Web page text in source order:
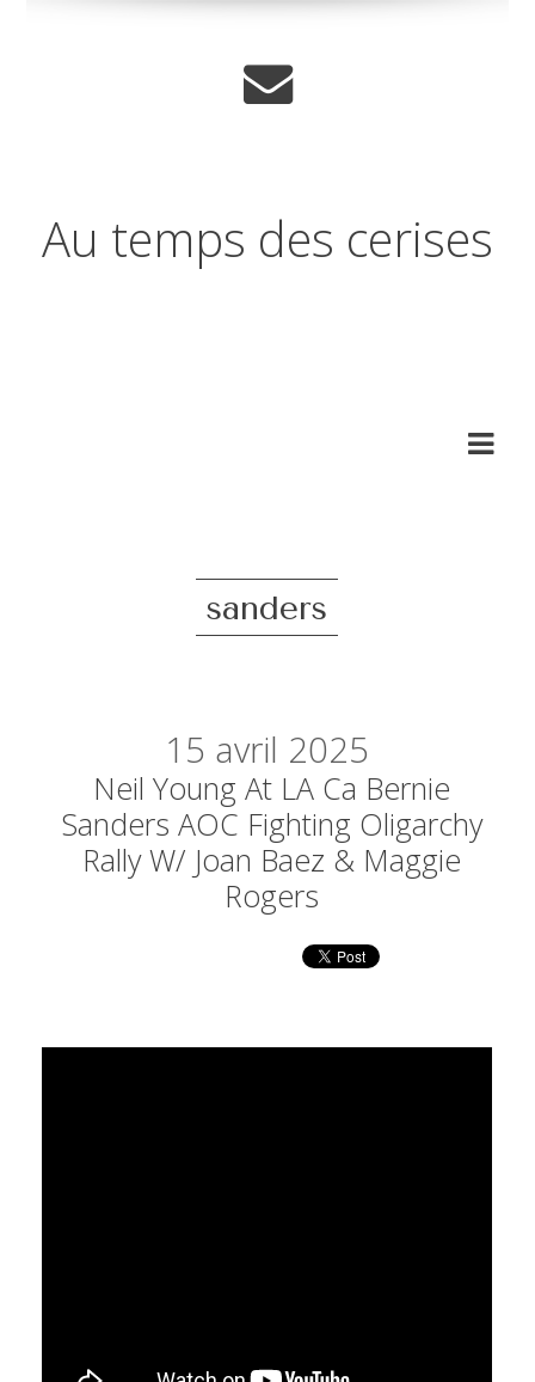
Au temps des cerises
sanders
15 avril 2025
Neil Young At LA Ca Bernie
Sanders AOC Fighting Oligarchy
Rally W/ Joan Baez & Maggie
Rogers